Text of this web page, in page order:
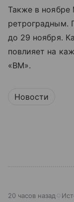
Также в ноябре
ретроградным.
до 29 ноября.
повлияет на
«ВМ».
Новости
20 часов назад